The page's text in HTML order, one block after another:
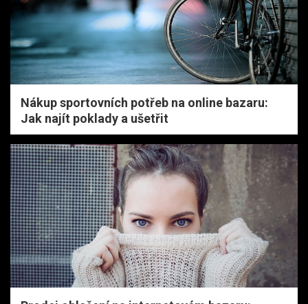
Nákup sportovních potřeb na online bazaru:
Jak najít poklady a ušetřit